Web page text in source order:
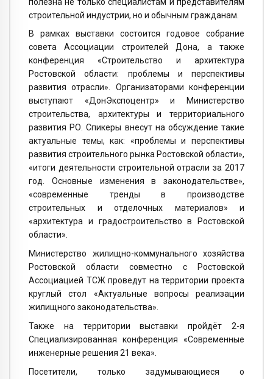
строительной индустрии, но и обычным гражданам.
В рамках выставки состоится годовое собрание
совета Ассоциации строителей Дона, а также
конференция «Строительство и архитектура
Ростовской области: проблемы и перспективы
развития отрасли». Организаторами конференции
выступают «ДонЭкспоцентр» и Министерство
строительства, архитектуры и территориального
развития РО. Спикеры внесут на обсуждение такие
актуальные темы, как: «проблемы и перспективы
развития строительного рынка Ростовской области»,
«итоги деятельности строительной отрасли за 2017
год. Основные изменения в законодательстве»,
«современные тренды в производстве
строительных и отделочных материалов» и
«архитектура и градостроительство в Ростовской
области».
Министерство жилищно-коммунального хозяйства
Ростовской области совместно с Ростовской
Ассоциацией ТСЖ проведут на территории проекта
круглый стол «Актуальные вопросы реализации
жилищного законодательства».
Также на территории выставки пройдёт 2-я
Специализированная конференция «Современные
инженерные решения 21 века».
Посетители, только задумывающиеся о